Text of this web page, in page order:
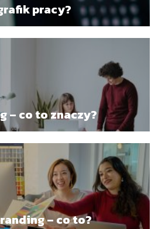
pracy?
– co to znaczy?
– co to?